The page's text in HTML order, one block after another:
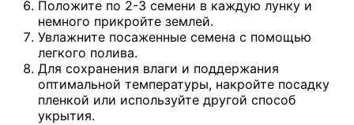
Положите по 2-3 семени в каждую лунку и
немного прикройте землей.
Увлажните посаженные семена с помощью
легкого полива.
Для сохранения влаги и поддержания
оптимальной температуры, накройте посадку
пленкой или используйте другой способ
укрытия.